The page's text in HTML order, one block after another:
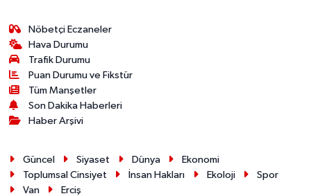
Nöbetçi Eczaneler
Hava Durumu
Trafik Durumu
Puan Durumu ve Fikstür
Tüm Manşetler
Son Dakika Haberleri
Haber Arşivi
Güncel Siyaset Dünya
Ekonomi
Toplumsal Cinsiyet
İnsan Hakları Ekoloji
Spor
Van
Erciş